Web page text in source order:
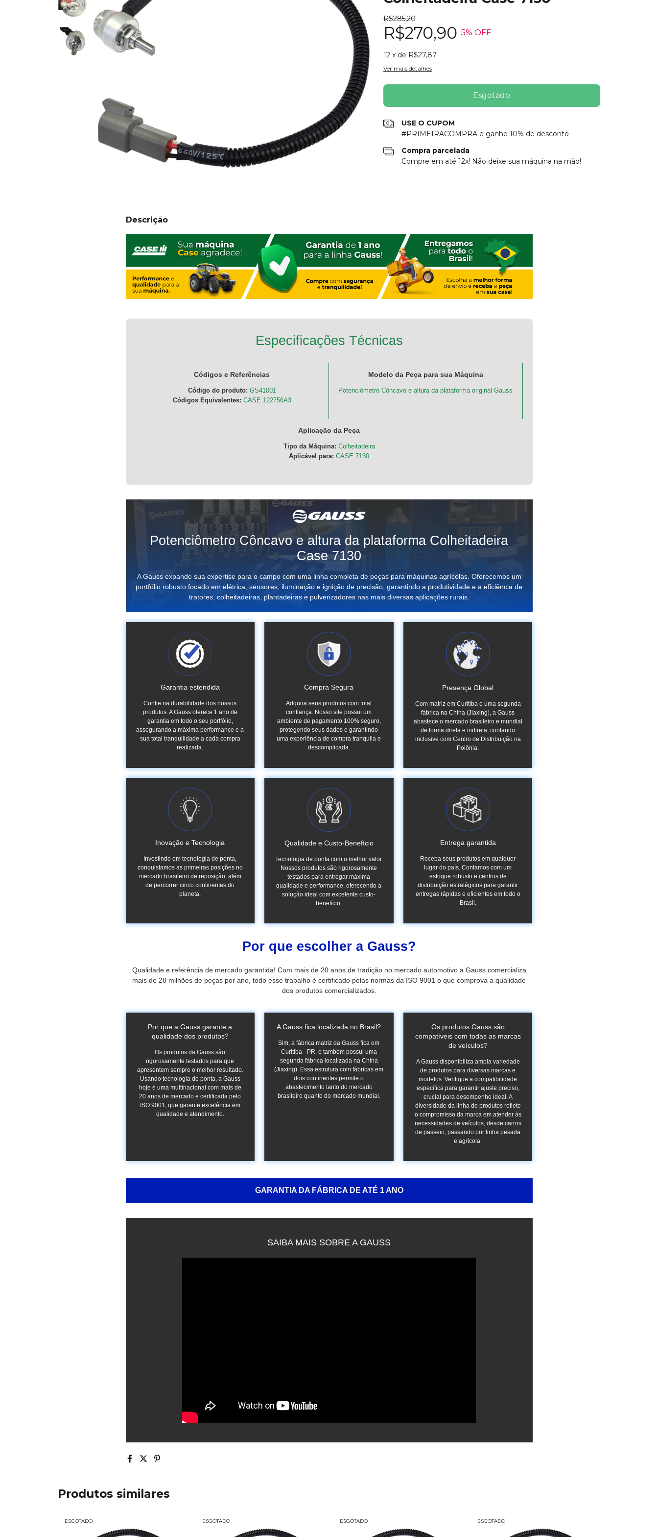
R$285,20
R$270,90 5% OFF
12 x de R$27,87
Ver mais detalhes
USE O CUPOM
#PRIMEIRACOMPRA e ganhe 10% de desconto
Compra parcelada
Compre em até 12x! Não deixe sua máquina na mão!
Descrição
Especificações Técnicas
Códigos e Referências
Código do produto: GS41001
Códigos Equivalentes: CASE 122756A3
Modelo da Peça para sua Máquina
Potenciômetro Côncavo e altura da plataforma original Gauss
Aplicação da Peça
Tipo da Máquina: Colheitadeira
Aplicável para: CASE 7130
Potenciômetro Côncavo e altura da plataforma Colheitadeira
Case 7130
A Gauss expande sua expertise para o campo com uma linha completa de peças para máquinas agrícolas. Oferecemos um
portfólio robusto focado em elétrica, sensores, iluminação e ignição de precisão, garantindo a produtividade e a eficiência de
tratores, colheitadeiras, plantadeiras e pulverizadores nas mais diversas aplicações rurais.
Garantia estendida
Confie na durabilidade dos nossos
produtos. A Gauss oferece 1 ano de
garantia em todo o seu portfólio,
assegurando a máxima performance e a
sua total tranquilidade a cada compra
realizada.
Compra Segura
Adquira seus produtos com total
confiança. Nosso site possui um
ambiente de pagamento 100% seguro,
protegendo seus dados e garantindo
uma experiência de compra tranquila e
descomplicada.
Presença Global
Com matriz em Curitiba e uma segunda
fábrica na China (Jiaxing), a Gauss
abastece o mercado brasileiro e mundial
de forma direta e indireta, contando
inclusive com Centro de Distribuição na
Polônia.
Inovação e Tecnologia
Investindo em tecnologia de ponta,
conquistamos as primeiras posições no
mercado brasileiro de reposição, além
de percorrer cinco continentes do
planeta.
Qualidade e Custo-Benefício
Tecnologia de ponta com o melhor valor.
Nossos produtos são rigorosamente
testados para entregar máxima
qualidade e performance, oferecendo a
solução ideal com excelente custo-
benefício.
Entrega garantida
Receba seus produtos em qualquer
lugar do país. Contamos com um
estoque robusto e centros de
distribuição estratégicos para garantir
entregas rápidas e eficientes em todo o
Brasil.
Por que escolher a Gauss?
Qualidade e referência de mercado garantida! Com mais de 20 anos de tradição no mercado automotivo a Gauss comercializa
mais de 28 milhões de peças por ano, todo esse trabalho é certificado pelas normas da ISO 9001 o que comprova a qualidade
dos produtos comercializados.
Por que a Gauss garante a
qualidade dos produtos?
Os produtos da Gauss são
rigorosamente testados para que
apresentem sempre o melhor resultado.
Usando tecnologia de ponta, a Gauss
hoje é uma multinacional com mais de
20 anos de mercado e certificada pelo
ISO 9001, que garante excelência em
qualidade e atendimento.
A Gauss fica localizada no Brasil?
Sim, a fábrica matriz da Gauss fica em
Curitiba - PR, e também possui uma
segunda fábrica localizada na China
(Jiaxing). Essa estrutura com fábricas em
dois continentes permite o
abastecimento tanto do mercado
brasileiro quanto do mercado mundial.
Os produtos Gauss são
compatíveis com todas as marcas
de veículos?
A Gauss disponibiliza ampla variedade
de produtos para diversas marcas e
modelos. Verifique a compatibilidade
específica para garantir ajuste preciso,
crucial para desempenho ideal. A
diversidade da linha de produtos reflete
o compromisso da marca em atender às
necessidades de veículos, desde carros
de passeio, passando por linha pesada
e agrícola.
GARANTIA DA FÁBRICA DE ATÉ 1 ANO
SAIBA MAIS SOBRE A GAUSS
Produtos similares
ESGOTADO ESGOTADO ESGOTADO ESGOTADO